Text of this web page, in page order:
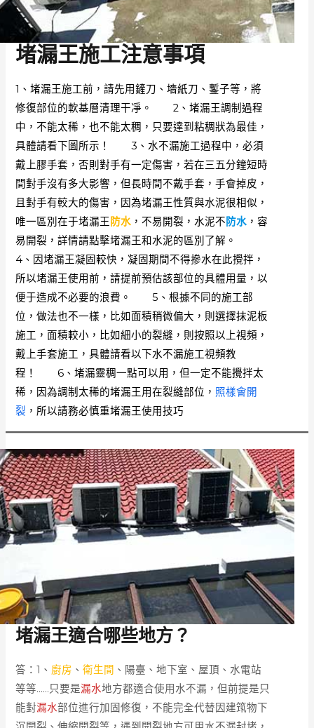
堵漏王施工注意事項
1、堵漏王施工前，請先用鏟刀、墻紙刀、鏨子等，將
修復部位的軟基層清理干凈。 2、堵漏王調制過程
中，不能太稀，也不能太稠，只要達到粘稠狀為最佳，
具體請看下圖所示！ 3、水不漏施工過程中，必須
戴上膠手套，否則對手有一定傷害，若在三五分鐘短時
間對手沒有多大影響，但長時間不戴手套，手會掉皮，
且對手有較大的傷害，因為堵漏王性質與水泥很相似，
唯一區別在于堵漏王 防水 ，不易開裂，水泥不防水 ，容
易開裂，詳情請點擊堵漏王和水泥的區別了解。
4、因堵漏王凝固較快，凝固期間不得摻水在此攪拌，
所以堵漏王使用前，請提前預估該部位的具體用量，以
便于造成不必要的浪費。 5、根據不同的施工部
位，做法也不一樣，比如面積稍微偏大，則選擇抹泥板
施工，面積較小，比如細小的裂縫，則按照以上視頻，
戴上手套施工，具體請看以下水不漏施工視頻教
程！ 6、堵漏靈稠一點可以用，但一定不能攪拌太
稀，因為調制太稀的堵漏王用在裂縫部位， 照樣會開
裂 ，所以請務必慎重堵漏王使用技巧
堵漏王適合哪些地方？
答：1、 廚房 、衛生間 、陽臺、地下室、屋頂、水電站
等等……只要是漏水地方都適合使用水不漏，但前提是只
能對漏水部位進行加固修復，不能完全代替因建筑物下